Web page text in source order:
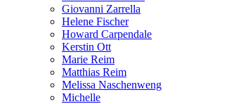
Giovanni Zarrella
Helene Fischer
Howard Carpendale
Kerstin Ott
Marie Reim
Matthias Reim
Melissa Naschenweng
Michelle